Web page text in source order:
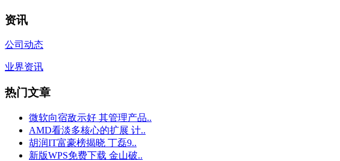
资讯
公司动态
业界资讯
热门文章
微软向宿敌示好 其管理产品..
AMD看淡多核心的扩展 计..
胡润IT富豪榜揭晓 丁磊9..
新版WPS免费下载 金山破..